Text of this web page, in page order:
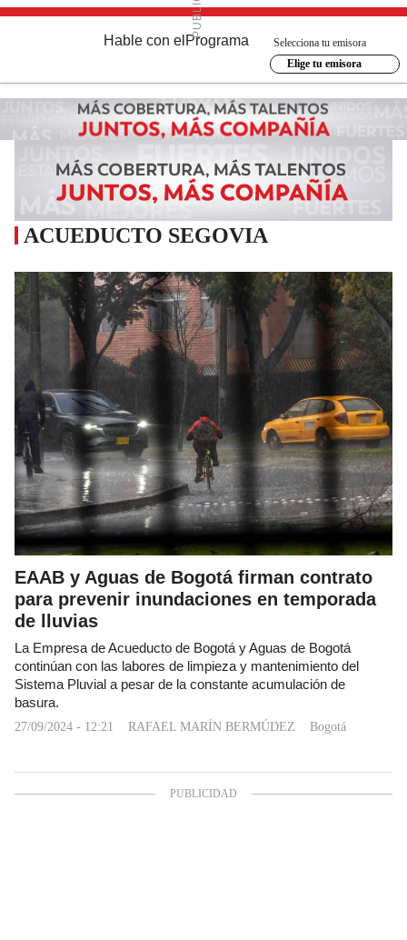
Hable con el Programa
Selecciona tu emisora
Elige tu emisora
ACUEDUCTO SEGOVIA
EAAB y Aguas de Bogotá firman contrato
para prevenir inundaciones en temporada
de lluvias
La Empresa de Acueducto de Bogotá y Aguas de Bogotá
continúan con las labores de limpieza y mantenimiento del
Sistema Pluvial a pesar de la constante acumulación de
basura.
27/09/2024 - 12:21 RAFAEL MARÍN BERMÚDEZ Bogotá